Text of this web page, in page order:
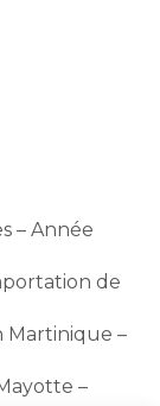
– Année
de
Martinique –
–